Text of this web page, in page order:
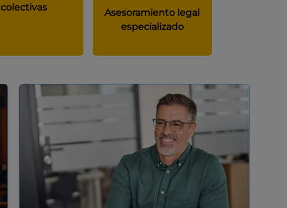
colectivas
Asesoramiento legal
especializado